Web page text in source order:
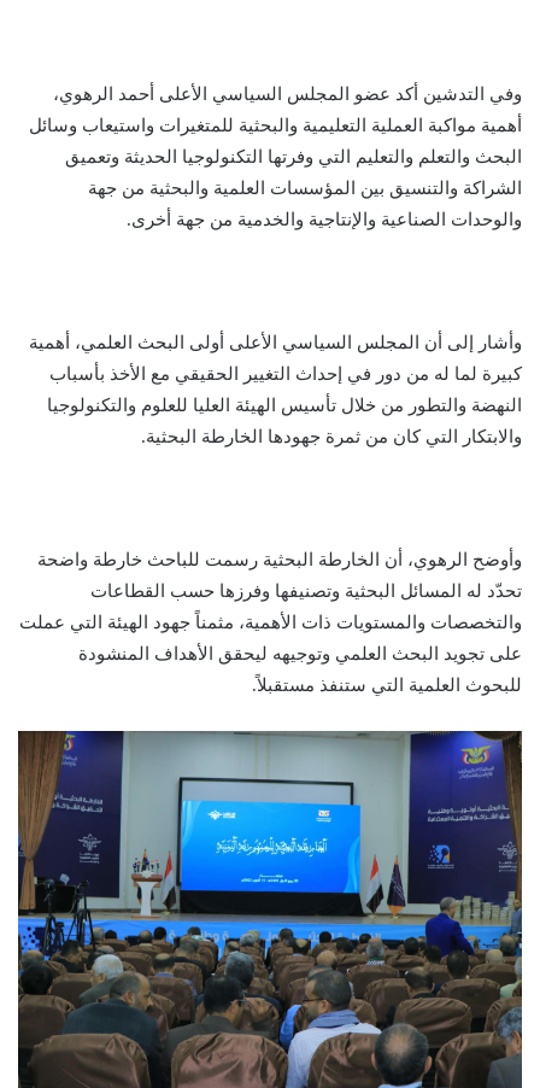
وفي التدشين أكد عضو المجلس السياسي الأعلى أحمد الرهوي،
أهمية مواكبة العملية التعليمية والبحثية للمتغيرات واستيعاب وسائل
البحث والتعلم والتعليم التي وفرتها التكنولوجيا الحديثة وتعميق
الشراكة والتنسيق بين المؤسسات العلمية والبحثية من جهة
والوحدات الصناعية والإنتاجية والخدمية من جهة أخرى.
وأشار إلى أن المجلس السياسي الأعلى أولى البحث العلمي، أهمية
كبيرة لما له من دور في إحداث التغيير الحقيقي مع الأخذ بأسباب
النهضة والتطور من خلال تأسيس الهيئة العليا للعلوم والتكنولوجيا
والابتكار التي كان من ثمرة جهودها الخارطة البحثية.
وأوضح الرهوي، أن الخارطة البحثية رسمت للباحث خارطة واضحة
تحدّد له المسائل البحثية وتصنيفها وفرزها حسب القطاعات
والتخصصات والمستويات ذات الأهمية، مثمناً جهود الهيئة التي عملت
على تجويد البحث العلمي وتوجيهه ليحقق الأهداف المنشودة
للبحوث العلمية التي ستنفذ مستقبلاً.